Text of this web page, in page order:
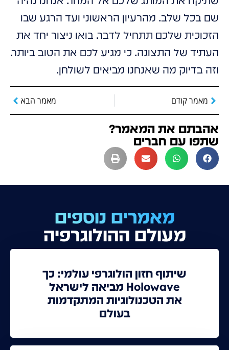
שם בכל שלב. מהרעיון הראשוני ועד הרגע שבו
הזכוכית שלכם תתחיל לדבר. בואו ניצור יחד את
העתיד של התצוגה. כי מגיע לכם את הטוב ביותר.
וזה בדיוק מה שאנחנו מביאים לשולחן.
מאמר קודם מאמר הבא
אהבתם את המאמר?
שתפו עם חברים
מאמרים נוספים
מעולם ההולוגרפיה
שיתוף חזון הולוגרפי עולמי: כך
Holowave מביאה לישראל
את הטכנולוגיות המתקדמות
בעולם